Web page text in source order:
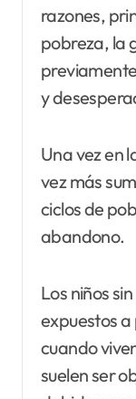
razones,
pobreza, la
y
Una vez en
vez más
ciclos de
abandono.
Los niños
expuestos a
cuando
suelen ser